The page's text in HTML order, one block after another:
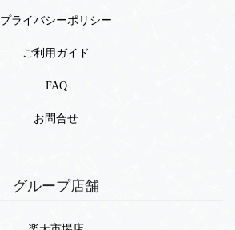
プライバシーポリシー
ご利用ガイド
FAQ
お問合せ
グループ店舗